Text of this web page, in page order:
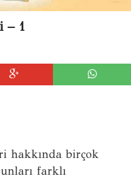
– 1
hakkında birçok
farklı